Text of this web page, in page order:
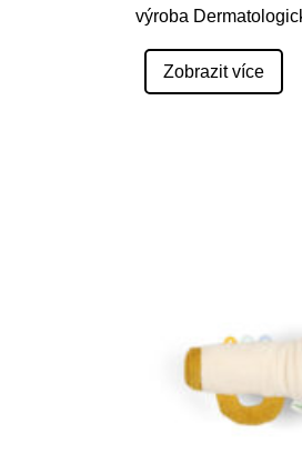
výroba
Zobrazit více